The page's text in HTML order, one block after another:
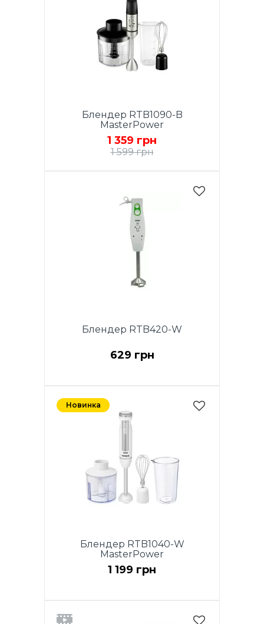
Блендер RTB1090-B
MasterPower
1 359 грн
1 599 грн
Блендер RTB420-W
629 грн
Новинка
Блендер RTB1040-W
MasterPower
1 199 грн